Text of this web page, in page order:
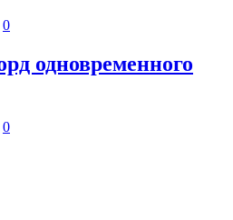
0
одновременного
0